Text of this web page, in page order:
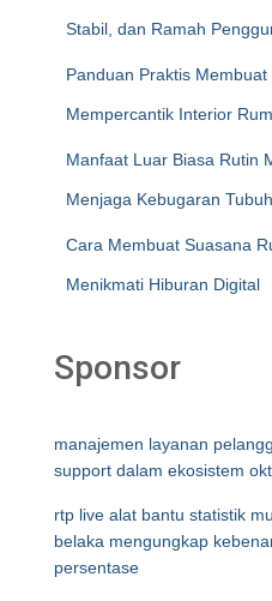
Stabil, dan Ramah
Panduan Praktis
Mempercantik Interior
Manfaat Luar Biasa Rutin
Menjaga Kebugaran
Cara Membuat Suasana
Menikmati Hiburan Digital
Sponsor
manajemen layanan
support dalam ekosistem
rtp live alat bantu statistik
belaka mengungkap
persentase